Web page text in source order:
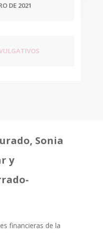
DE 2021
Sonia
y
financieras de la